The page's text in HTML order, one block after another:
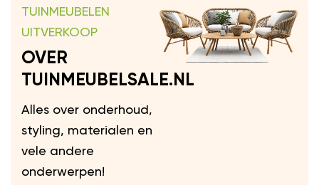
TUINMEUBELEN
UITVERKOOP
OVER
TUINMEUBELSALE.NL
Alles over onderhoud,
styling, materialen en
vele andere
onderwerpen!